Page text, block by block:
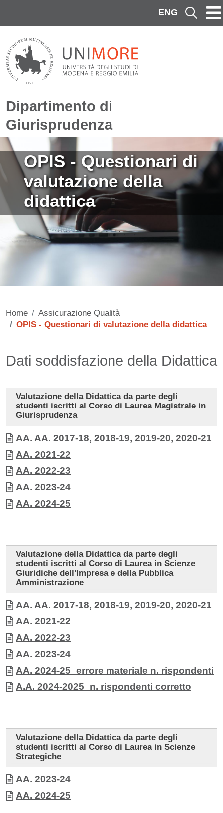
ENG Cerca
Dipartimento di
Giurisprudenza
Immagine
OPIS - Questionari di
valutazione della
didattica
Home
Assicurazione Qualità
OPIS - Questionari di valutazione della didattica
Contenuto
Dati soddisfazione della Didattica
Valutazione della Didattica da parte degli
studenti iscritti al Corso di Laurea Magistrale in
Giurisprudenza
Allegati
Documento
AA. AA. 2017-18, 2018-19, 2019-20, 2020-21
Documento
AA. 2021-22
Documento
AA. 2022-23
Documento
AA. 2023-24
Documento
AA. 2024-25
Valutazione della Didattica da parte degli
studenti iscritti al Corso di Laurea in Scienze
Giuridiche dell'Impresa e della Pubblica
Amministrazione
Allegati
Documento
AA. AA. 2017-18, 2018-19, 2019-20, 2020-21
Documento
AA. 2021-22
Documento
AA. 2022-23
Documento
AA. 2023-24
Documento
AA. 2024-25_errore materiale n. rispondenti
Documento
A.A. 2024-2025_n. rispondenti corretto
Valutazione della Didattica da parte degli
studenti iscritti al Corso di Laurea in Scienze
Strategiche
Allegati
Documento
AA. 2023-24
Documento
AA. 2024-25